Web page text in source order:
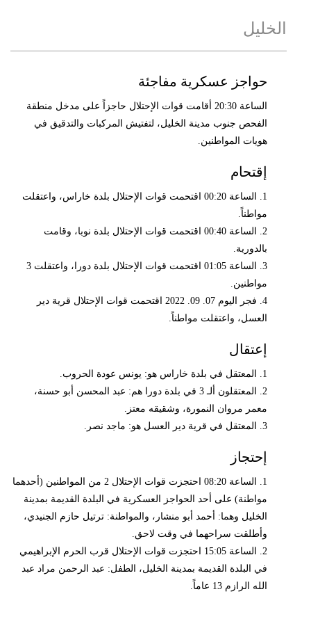
الخليل
حواجز عسكرية مفاجئة
الساعة 20:30 أقامت قوات الإحتلال حاجزاً على مدخل منطقة
الفحص جنوب مدينة الخليل، لتفتيش المركبات والتدقيق في
هويات المواطنين.
إقتحام
1. الساعة 00:20 اقتحمت قوات الإحتلال بلدة خاراس، واعتقلت
مواطناً.
2. الساعة 00:40 اقتحمت قوات الإحتلال بلدة نوبا، وقامت
بالدورية.
3. الساعة 01:05 اقتحمت قوات الإحتلال بلدة دورا، واعتقلت 3
مواطنين.
4. فجر اليوم 07. 09. 2022 اقتحمت قوات الإحتلال قرية دير
العسل، واعتقلت مواطناً.
إعتقال
1. المعتقل في بلدة خاراس هو: يونس عودة الحروب.
2. المعتقلون ألـ 3 في بلدة دورا هم: عبد المحسن أبو حسنة،
معمر مروان النمورة، وشقيقه معتز.
3. المعتقل في قرية دير العسل هو: ماجد نصر.
إحتجاز
1. الساعة 08:20 احتجزت قوات الإحتلال 2 من المواطنين (أحدهما
مواطنة) على أحد الحواجز العسكرية في البلدة القديمة بمدينة
الخليل وهما: أحمد أبو منشار، والمواطنة: ترتيل حازم الجنيدي،
وأطلقت سراحهما في وقت لاحق.
2. الساعة 15:05 احتجزت قوات الإحتلال قرب الحرم الإبراهيمي
في البلدة القديمة بمدينة الخليل، الطفل: عبد الرحمن مراد عبد
الله الرازم 13 عاماً.